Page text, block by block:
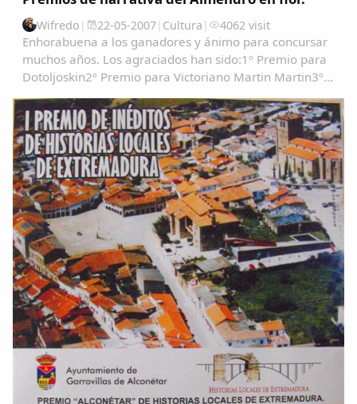
Wifredo | 22-05-2007| Cultura | 4062 visit
Enhorabuena a los ganadores y ánimo para concursar
muchos años. Los agraciados han sido:1º Premio para
Dotoljoskin2º Premio para Victoriano Martin Martin3º